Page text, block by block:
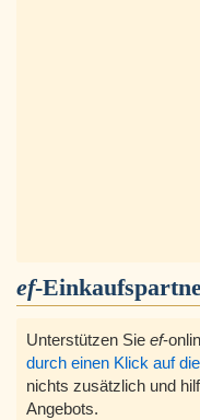
ef-
Unterstützen Sie ef-
durch einen Klick auf
nichts zusätzlich und
Angebots.